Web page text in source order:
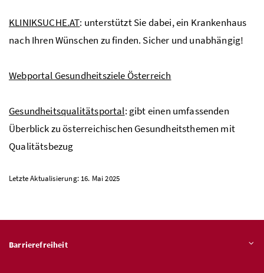
KLINIKSUCHE.AT: unterstützt Sie dabei, ein Krankenhaus
nach Ihren Wünschen zu finden. Sicher und unabhängig!
Webportal Gesundheitsziele Österreich
Gesundheitsqualitätsportal: gibt einen umfassenden
Überblick zu österreichischen Gesundheitsthemen mit
Qualitätsbezug
Letzte Aktualisierung: 16. Mai 2025
Barrierefreiheit